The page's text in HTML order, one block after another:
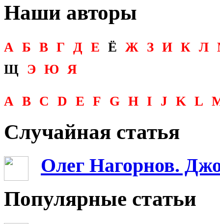
Наши авторы
А Б В Г Д Е Ё Ж З И К Л
Щ Э Ю Я
A B C D E F G H I J K L
Случайная статья
Олег Нагорнов.
Популярные статьи